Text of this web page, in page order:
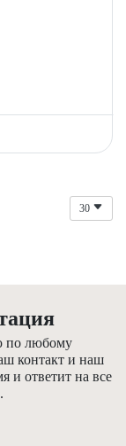
30
по любому
контакт и наш
и ответит на все